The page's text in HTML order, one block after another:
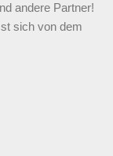
andere Partner!
sich von dem